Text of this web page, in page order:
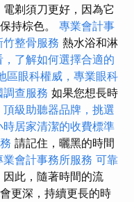
剃須刀更好，因為它
持棕色。 專業會計事
竹整骨服務 熱水浴和淋
，了解如何選擇合適的
區眼科權威，專業眼科
查服務 如果您想長時
頂級助聽器品牌，挑選
時居家清潔的收費標準
請記住，曬黑的時間
業會計事務所服務 可靠
因此，隨著時間的流
更深，持續更長的時